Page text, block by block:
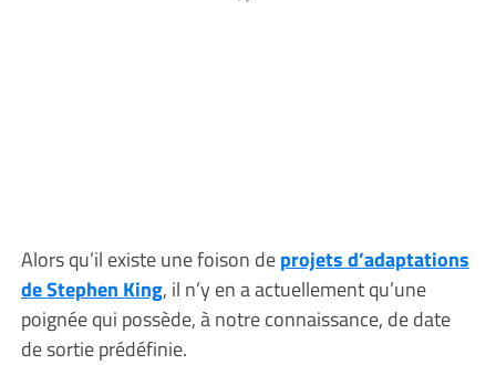
Alors qu’il existe une foison deprojets d’adaptations
de Stephen King, il n’y en a actuellement qu’une
poignée qui possède, à notre connaissance, de date
de sortie prédéfinie.